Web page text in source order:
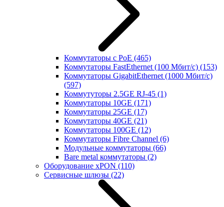
Коммутаторы с PoE (465)
Коммутаторы FastEthernet (100 Мбит/с) (153)
Коммутаторы GigabitEthernet (1000 Мбит/с)
(597)
Коммутуторы 2.5GE RJ-45 (1)
Коммутаторы 10GE (171)
Коммутаторы 25GE (17)
Коммутаторы 40GE (21)
Коммутаторы 100GE (12)
Коммутаторы Fibre Channel (6)
Модульные коммутаторы (66)
Bare metal коммутаторы (2)
Оборудование xPON (110)
Сервисные шлюзы (22)